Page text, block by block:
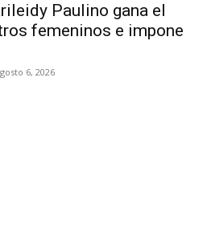
Paulino gana el
femeninos e impone
6, 2026